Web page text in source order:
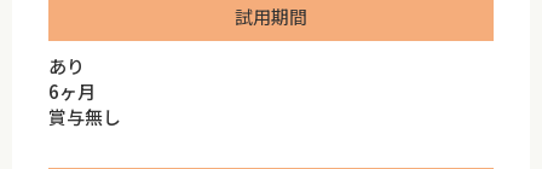
試用期間
あり
6ヶ月
賞与無し